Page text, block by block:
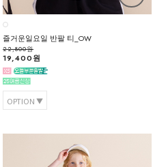
즐거운일요일 반팔 티_OW
22,800원
19,400원
OPTION